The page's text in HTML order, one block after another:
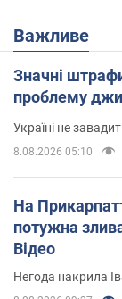
Важливе
Значні
проблему
Україні не
8.08.2026 05:10
На
потужна
Відео
Негода накрила